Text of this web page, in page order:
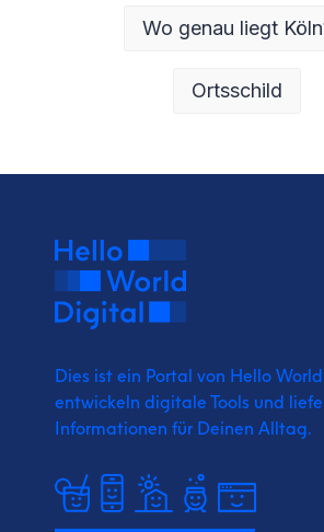
Wo genau liegt
Ortsschild
Dies ist ein Portal von Hello
entwickeln digitale Tools und
Informationen für Deinen Alltag.